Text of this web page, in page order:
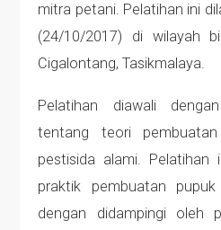
mitra petani. Pelatihan ini
(24/10/2017) di wilayah
Cigalontang, Tasikmalaya.
Pelatihan diawali
tentang teori
pestisida alami. Pelatihan
praktik pembuatan
dengan didampingi oleh